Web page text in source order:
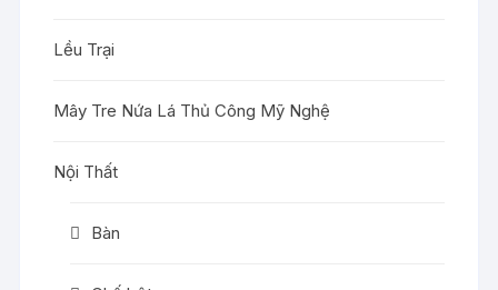
Lều Trại
Mây Tre Nứa Lá Thủ Công Mỹ Nghệ
Nội Thất
Bàn